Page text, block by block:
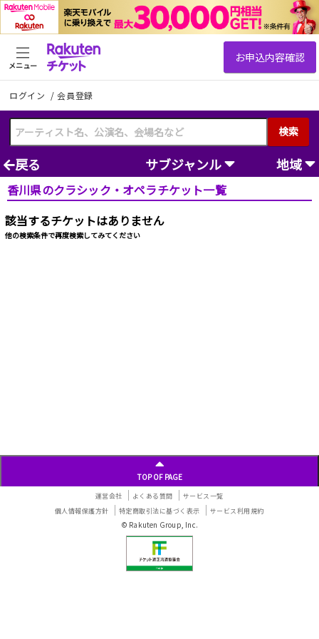
ログイン /会員登録
検索
メニュー
戻る サブジャンル 地域
香川県のクラシック・オペラチケット一覧
該当するチケットはありません
他の検索条件で再度検索してみてください
TOP OF PAGE
運営会社 よくある質問
サービス一覧
個人情報保護方針
特定商取引法に基づく表示 サービス利用規約
© Rakuten Group, Inc.